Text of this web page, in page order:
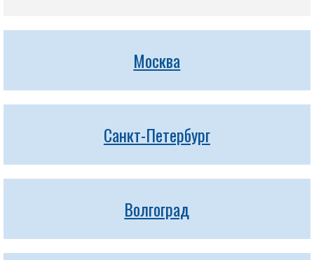
Москва
Санкт-Петербург
Волгоград